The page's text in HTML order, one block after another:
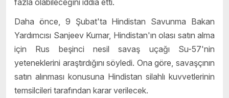
fazla olabileceğini iddia etti.
Daha önce, 9 Şubat'ta Hindistan Savunma Bakan
Yardımcısı Sanjeev Kumar, Hindistan'ın olası satın alma
için Rus beşinci nesil savaş uçağı Su-57'nin
yeteneklerini araştırdığını söyledi. Ona göre, savaşçının
satın alınması konusuna Hindistan silahlı kuvvetlerinin
temsilcileri tarafından karar verilecek.